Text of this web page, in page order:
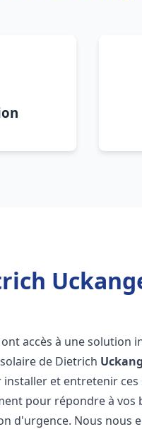
accès à une solution
de Dietrich
et entretenir ces
pour répondre à vos
d'urgence. Nous nous